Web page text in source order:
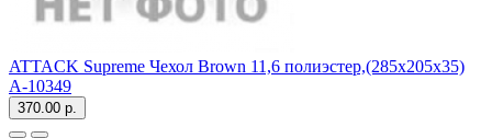
ATTACK Supreme Чехол Brown 11,6 полиэстер,(285x205x35)
A-10349
370.00 р.